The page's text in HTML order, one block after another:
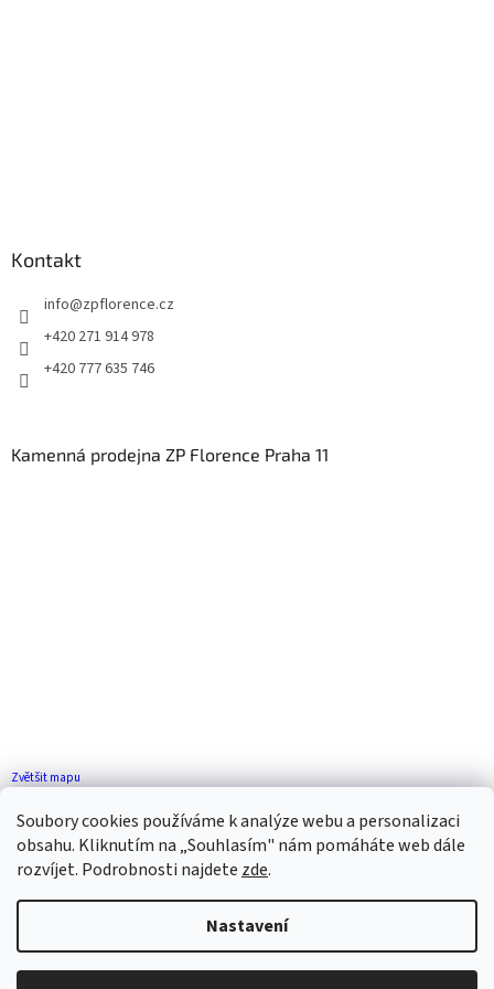
Soubory cookies používáme k analýze webu a personalizaci
obsahu. Kliknutím na „Souhlasím" nám pomáháte web dále
rozvíjet. Podrobnosti najdete zde.
Nastavení
Kontakt
info@zpflorence.cz
+420 271 914 978
+420 777 635 746
Kamenná prodejna ZP Florence Praha 11
Zvětšit mapu
Vytvořil Shoptet